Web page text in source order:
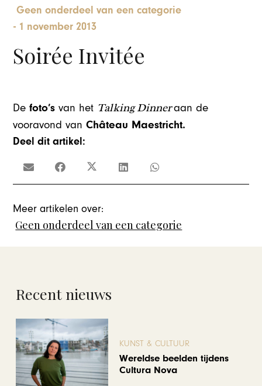
Geen onderdeel van een categorie
- 1 november 2013
Soirée Invitée
Defoto’s van het Talking Dinneraan de
vooravond vanChâteau Maestricht.
Deel dit artikel:
Meer artikelen over:
Geen onderdeel van een categorie
Recent nieuws
KUNST & CULTUUR
Wereldse beelden tijdens
Cultura Nova